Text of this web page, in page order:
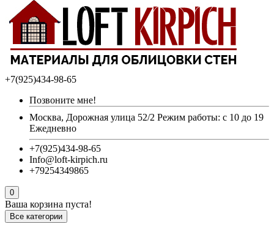
+7(925)434-98-65
Позвоните мне!
Москва, Дорожная улица 52/2 Режим работы: с 10 до 19
Ежедневно
+7(925)434-98-65
Info@loft-kirpich.ru
+79254349865
0
Ваша корзина пуста!
Все категории